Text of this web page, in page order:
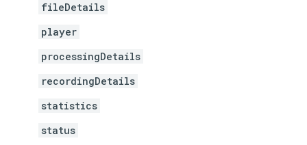
fileDetails
player
processingDetails
recordingDetails
statistics
status